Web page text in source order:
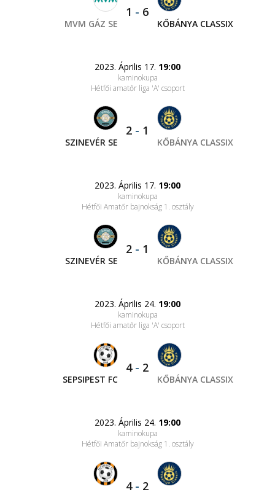
MVM GÁZ SE
1 - 6
KŐBÁNYA CLASSIX
2023. Április 17. 19:00
kaminokupa
Hétfői amatőr liga 'A' csoport
SZINEVÉR SE
2 - 1
KŐBÁNYA CLASSIX
2023. Április 17. 19:00
kaminokupa
Hétfői Amatőr bajnokság 1. osztály
SZINEVÉR SE
2 - 1
KŐBÁNYA CLASSIX
2023. Április 24. 19:00
kaminokupa
Hétfői amatőr liga 'A' csoport
SEPSIPEST FC
4- 2
KŐBÁNYA CLASSIX
2023. Április 24. 19:00
kaminokupa
Hétfői Amatőr bajnokság 1. osztály
4- 2